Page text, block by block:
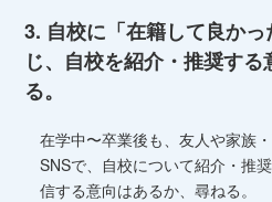
3. 自校に「在籍して良か
じ、自校を紹介・推奨す
る。
在学中〜卒業後も、友人や家族
SNSで、自校について紹介・推
信する意向はあるか、尋ねる。